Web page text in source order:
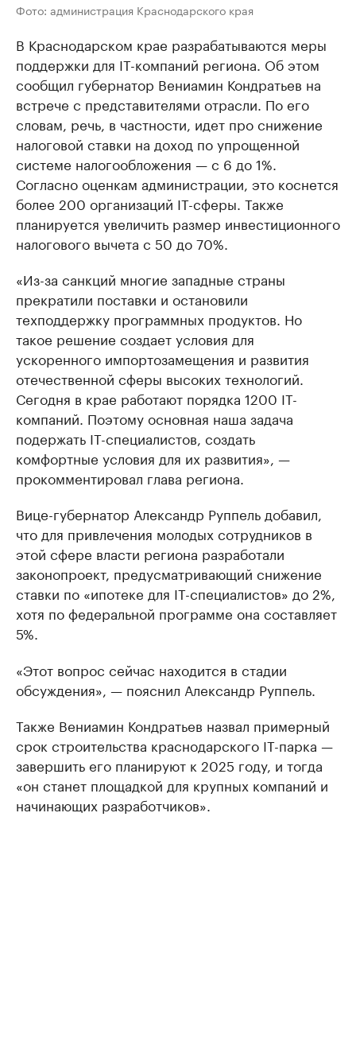
Фото: администрация Краснодарского края
В Краснодарском крае разрабатываются меры
поддержки для IT-компаний региона. Об этом
сообщил губернатор Вениамин Кондратьев на
встрече с представителями отрасли. По его
словам, речь, в частности, идет про снижение
налоговой ставки на доход по упрощенной
системе налогообложения — с 6 до 1%.
Согласно оценкам администрации, это коснется
более 200 организаций IT-сферы. Также
планируется увеличить размер инвестиционного
налогового вычета с 50 до 70%.
«Из-за санкций многие западные страны
прекратили поставки и остановили
техподдержку программных продуктов. Но
такое решение создает условия для
ускоренного импортозамещения и развития
отечественной сферы высоких технологий.
Сегодня в крае работают порядка 1200 IТ-
компаний. Поэтому основная наша задача
подержать IT-специалистов, создать
комфортные условия для их развития», —
прокомментировал глава региона.
Вице-губернатор Александр Руппель добавил,
что для привлечения молодых сотрудников в
этой сфере власти региона разработали
законопроект, предусматривающий снижение
ставки по «ипотеке для IT-специалистов» до 2%,
хотя по федеральной программе она составляет
5%.
«Этот вопрос сейчас находится в стадии
обсуждения», — пояснил Александр Руппель.
Также Вениамин Кондратьев назвал примерный
срок строительства краснодарского IT-парка —
завершить его планируют к 2025 году, и тогда
«он станет площадкой для крупных компаний и
начинающих разработчиков».